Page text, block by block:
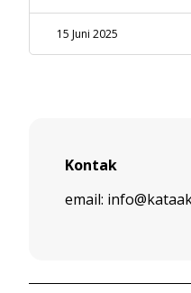
15 Juni 2025
Kontak
email: